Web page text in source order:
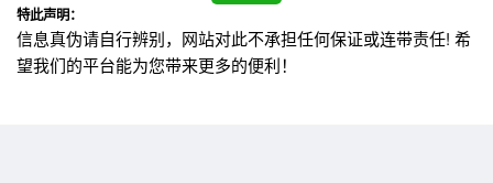
特此声明：
信息真伪请自行辨别，网站对此不承担任何保证或连带责任! 希
望我们的平台能为您带来更多的便利！